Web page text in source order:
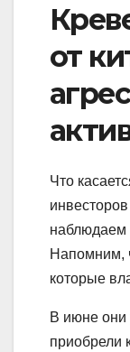
от
Что
наблюдаем
Напомним,
которые
В июне они
приобрели